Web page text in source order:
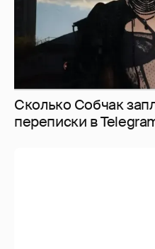
Сколько Собчак
перeписки в